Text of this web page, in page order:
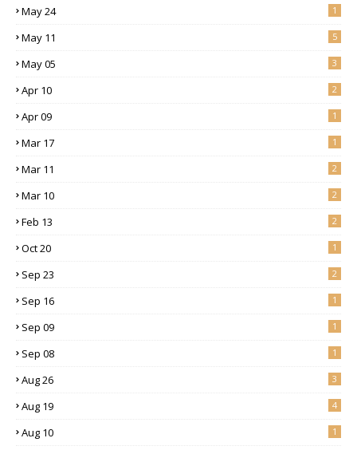
May 24 1
May 11 5
May 05 3
Apr 10 2
Apr 09 1
Mar 17 1
Mar 11 2
Mar 10 2
Feb 13 2
Oct 20 1
Sep 23 2
Sep 16 1
Sep 09 1
Sep 08 1
Aug 26 3
Aug 19 4
Aug 10 1